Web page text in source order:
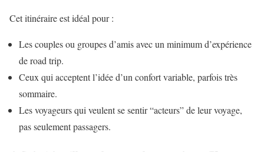
Cet itinéraire est idéal pour :
Les couples ou groupes d’amis avec un minimum d’expérience
de road trip.
Ceux qui acceptent l’idée d’un confort variable, parfois très
sommaire.
Les voyageurs qui veulent se sentir “acteurs” de leur voyage,
pas seulement passagers.